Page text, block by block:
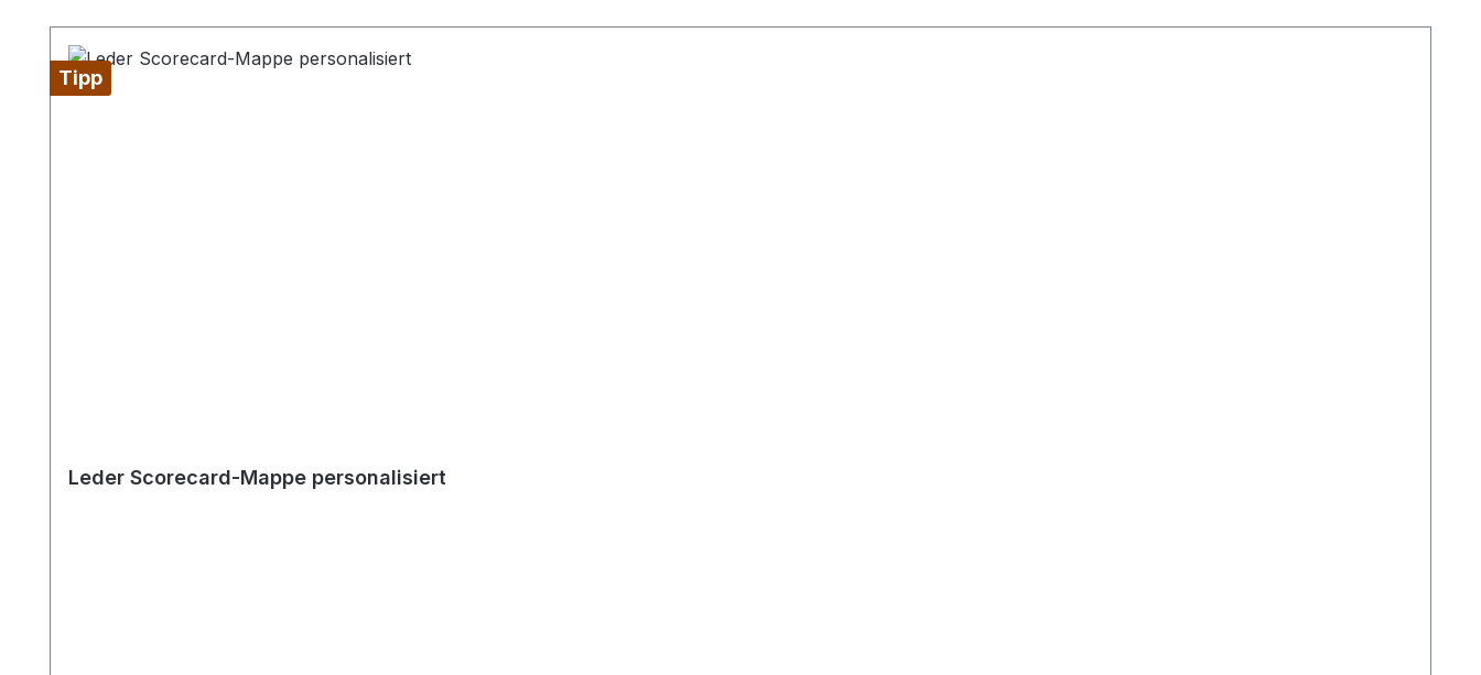
Tipp
Leder Scorecard-Mappe personalisiert